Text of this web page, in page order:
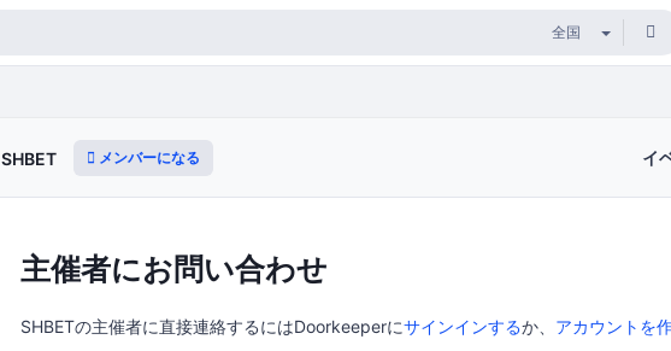
SHBET メンバーになる イ
主催者にお問い合わせ
SHBETの主催者に直接連絡するにはDoorkeeperにサインインするか、 アカウントを